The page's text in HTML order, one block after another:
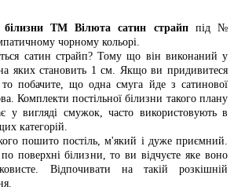
білизни ТМ Вілюта сатин страйппід №
чорному кольорі.
сатин страйп? Тому що він виконаний у
яких становить 1 см. Якщо ви придивитеся
побачите, що одна смуга йде з сатинової
Комплекти постільної білизни такого плану
у вигляді смужок, часто використовують в
категорій.
пошито постіль, м'який і дуже приємний.
поверхні білизни, то ви відчуєте яке воно
Відпочивати на такій розкішній